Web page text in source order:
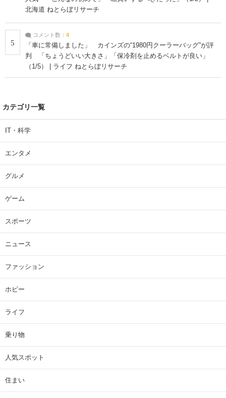
北海道 ねとらぼリサーチ
5
コメント数： 4
「車に常備しました」 カインズの“1980円クーラーバッグ”が評
判 「ちょうどいい大きさ」「保冷剤を止めるベルトが良い」
（1/5） | ライフ ねとらぼリサーチ
カテゴリ一覧
IT・科学
エンタメ
グルメ
ゲーム
スポーツ
ニュース
ファッション
ホビー
ライフ
乗り物
人気スポット
住まい